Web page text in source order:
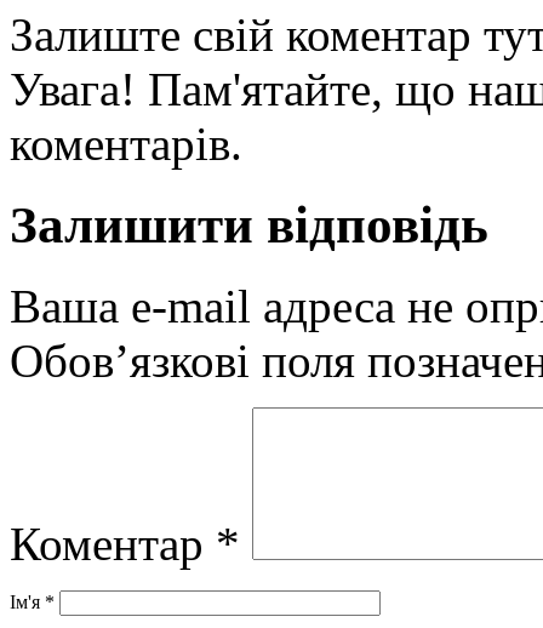
Залиште свій коментар
Увага! Пам'ятайте, що
коментарів.
Залишити відповідь
Ваша e-mail адреса не
Обов’язкові поля
Коментар *
Ім'я *